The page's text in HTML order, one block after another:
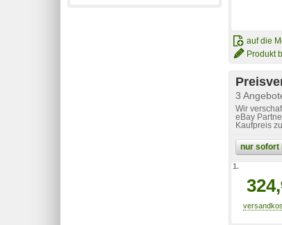
auf die
Produkt
3
Wir
eBay
Kaufpreis
nur sofort
1.
324,